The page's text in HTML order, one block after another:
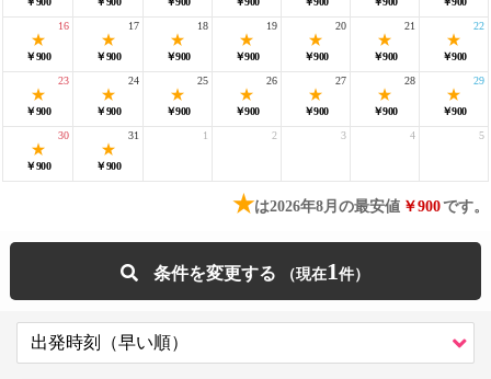
￥900
16
￥900
17
￥900
18
￥900
19
￥900
20
￥900
21
￥900
22
￥900
23
￥900
24
￥900
25
￥900
26
￥900
27
￥900
28
￥900
29
￥900
30
￥900
31 1 2 3 4 5
★は2026年8月の最安値 ￥900です。
条件を変更する 1